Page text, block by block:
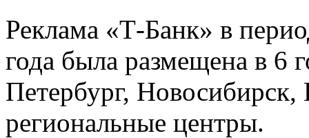
Реклама «Т-Банк» в
года была размещена в 6
Петербург,
региональные центры.